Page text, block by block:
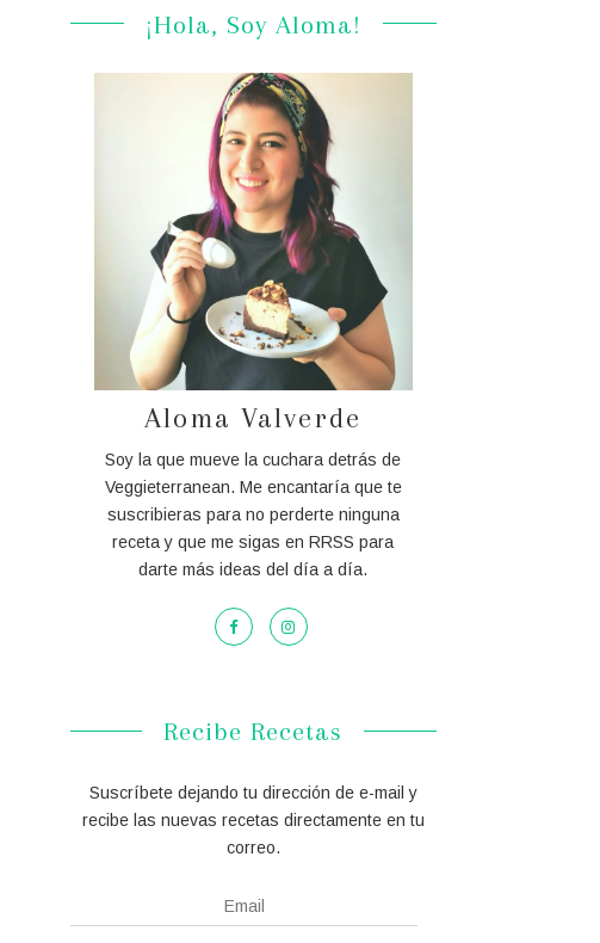
¡Hola, Soy Aloma!
Aloma Valverde
Soy la que mueve la cuchara detrás de
Veggieterranean. Me encantaría que te
suscribieras para no perderte ninguna
receta y que me sigas en RRSS para
darte más ideas del día a día.
Recibe Recetas
Suscríbete dejando tu dirección de e-mail y
recibe las nuevas recetas directamente en tu
correo.
Email